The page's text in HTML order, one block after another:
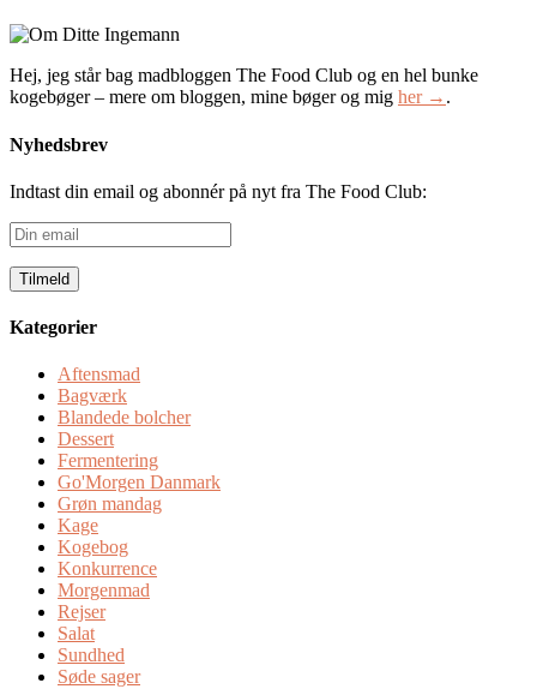
Hej, jeg står bag madbloggen The Food Club og en hel bunke
kogebøger – mere om bloggen, mine bøger og mig her → .
Nyhedsbrev
Indtast din email og abonnér på nyt fra The Food Club:
Din
email
Kategorier
Aftensmad
Bagværk
Blandede bolcher
Dessert
Fermentering
Go'Morgen Danmark
Grøn mandag
Kage
Kogebog
Konkurrence
Morgenmad
Rejser
Salat
Sundhed
Søde sager